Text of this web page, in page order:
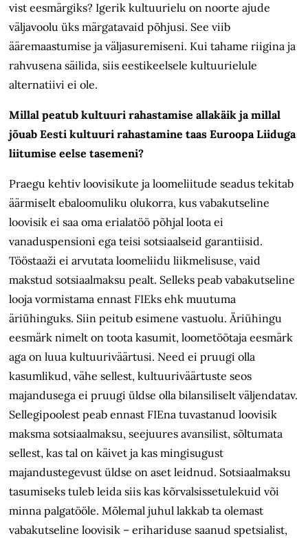
vist eesmärgiks? Igerik kultuurielu on noorte ajude
väljavoolu üks märgatavaid põhjusi. See viib
ääremaastumise ja väljasuremiseni. Kui tahame riigina ja
rahvusena säilida, siis eestikeelsele kultuurielule
alternatiivi ei ole.
Millal peatub kultuuri rahastamise allakäik ja millal
jõuab Eesti kultuuri rahastamine taas Euroopa Liiduga
liitumise eelse tasemeni?
Praegu kehtiv loovisikute ja loomeliitude seadus tekitab
äärmiselt ebaloomuliku olukorra, kus vabakutseline
loovisik ei saa oma erialatöö põhjal loota ei
vanaduspensioni ega teisi sotsiaalseid garantiisid.
Tööstaaži ei arvutata loomeliidu liikmelisuse, vaid
makstud sotsiaalmaksu pealt. Selleks peab vabakutseline
looja vormistama ennast FIEks ehk muutuma
äriühinguks. Siin peitub esimene vastuolu. Äriühingu
eesmärk nimelt on toota kasumit, loometöötaja eesmärk
aga on luua kultuuriväärtusi. Need ei pruugi olla
kasumlikud, vähe sellest, kultuuriväärtuste seos
majandusega ei pruugi üldse olla bilansiliselt väljendatav.
Sellegipoolest peab ennast FIEna tuvastanud loovisik
maksma sotsiaalmaksu, seejuures avansilist, sõltumata
sellest, kas tal on käivet ja kas mingisugust
majandustegevust üldse on aset leidnud. Sotsiaalmaksu
tasumiseks tuleb leida siis kas kõrvalsissetulekuid või
minna palgatööle. Mõlemal juhul lakkab ta olemast
vabakutseline loov­isik – erihariduse saanud spetsialist,